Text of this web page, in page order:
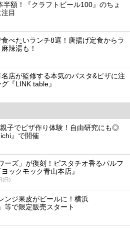
半額！『クラフトビール100』のちょ
目
食べたいランチ8選！唐揚げ定食からラ
辣湯も！
店が監修する本気のパスタ&ピザに注
『LINK table』
子でピザ作り体験！自由研究にも◎
』で開催
ーズ」が復刻！ピスタチオ香るパルフ
ックモック青山本店』
(日)
ンジ果皮がビールに！横浜
等で限定販売スタート